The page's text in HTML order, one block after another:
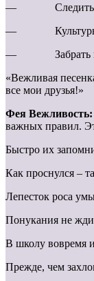
— Следить за
— Культурно
— Забрать
«Вежливая
все мои друзья!»
Фея Вежливость:
важных правил.
Быстро их
Как проснулся –
Лепесток роса
Понукания не
В школу вовремя
Прежде, чем